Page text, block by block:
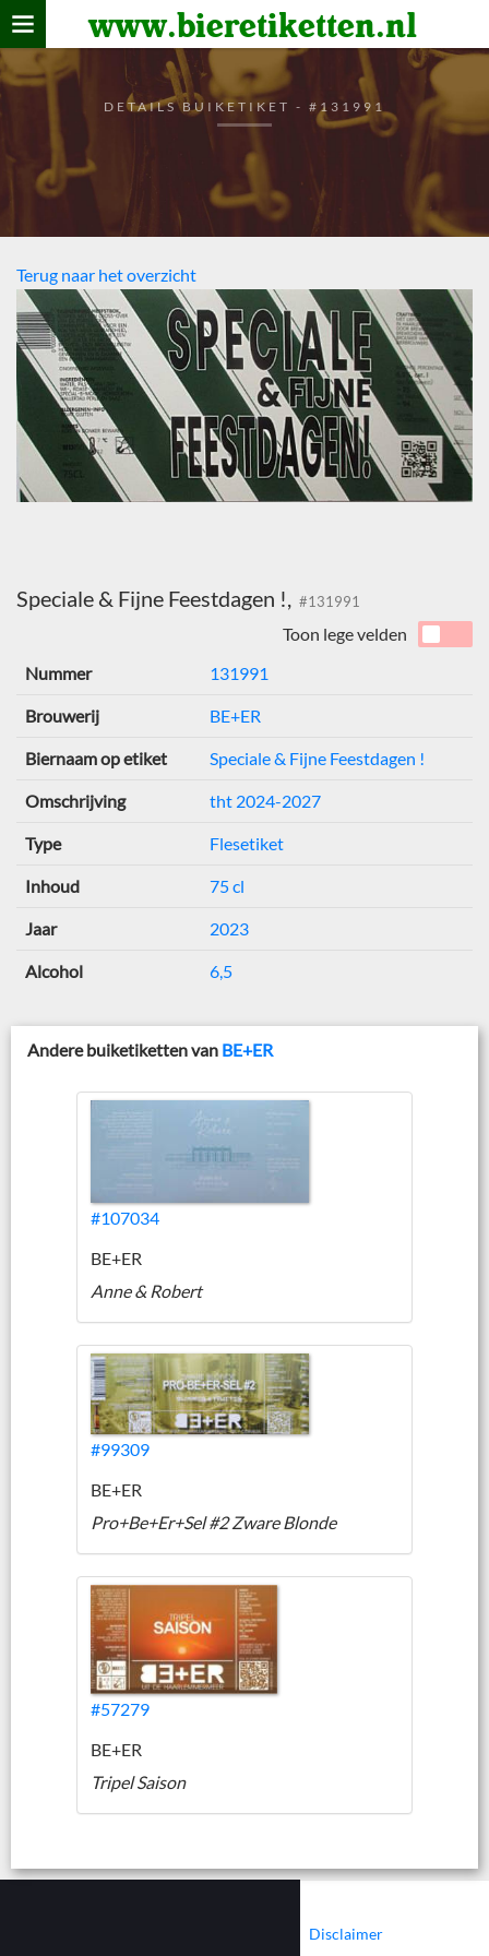
www.bieretiketten.nl
Home
verzamelen
De bierkaart
Bezoekers
DETAILS BUIKETIKET - #131991
Terug naar het overzicht
Speciale & Fijne Feestdagen !, #131991
Toon lege velden
Nummer
131991
Brouwerij BE+ER
Biernaam op etiket Speciale & Fijne Feestdagen !
Omschrijving tht 2024-2027
Type Flesetiket
Inhoud 75 cl
Jaar 2023
Alcohol 6,5
Andere buiketiketten van BE+ER
#107034
BE+ER
Anne & Robert
#99309
BE+ER
Pro+Be+Er+Sel #2 Zware Blonde
#57279
BE+ER
Tripel Saison
Disclaimer